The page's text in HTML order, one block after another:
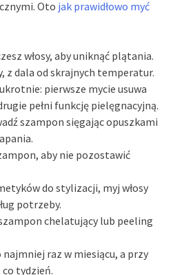
Oto jak prawidłowo myć
włosy, aby uniknąć plątania.
z dala od skrajnych temperatur.
pierwsze mycie usuwa
pełni funkcję pielęgnacyjną.
szampon sięgając opuszkami
aby nie pozostawić
do stylizacji, myj włosy
potrzeby.
chelatujący lub peeling
raz w miesiącu, a przy
tydzień.